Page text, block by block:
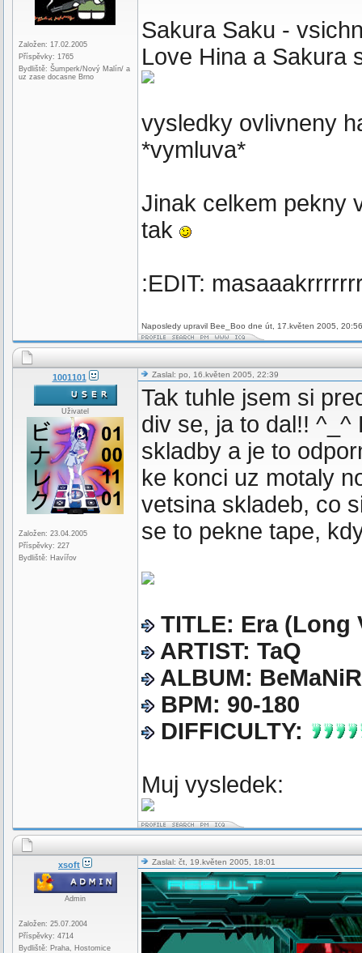
Založen: 17.02.2005
Příspěvky: 1765
Bydliště: Šumperk/Nový Malín/ a
uz zase docasne Brno
Sakura Saku -
Love Hina a Sakura
vysledky ovlivneny
*vymluva*
Jinak celkem pekny
tak
:EDIT:
Naposledy upravil Bee_Boo dne út, 17.květen 2005,
1001101
Uživatel
Založen: 23.04.2005
Příspěvky: 227
Bydliště: Havířov
Zaslal: po, 16.květen 2005, 22:39
Tak tuhle jsem si
div se, ja to dal!! ^_^
skladby a je to
ke konci uz motaly
vetsina skladeb, co
se to pekne tape,
TITLE: Era (Long
ARTIST: TaQ
ALBUM:
BPM: 90-180
DIFFICULTY:
Muj vysledek:
xsoft
Admin
Založen: 25.07.2004
Příspěvky: 4714
Bydliště: Praha, Hostomice
Zaslal: čt, 19.květen 2005, 18:01